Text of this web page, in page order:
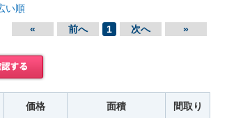
い順
« 前へ 1 次へ »
価格 面積 間取り